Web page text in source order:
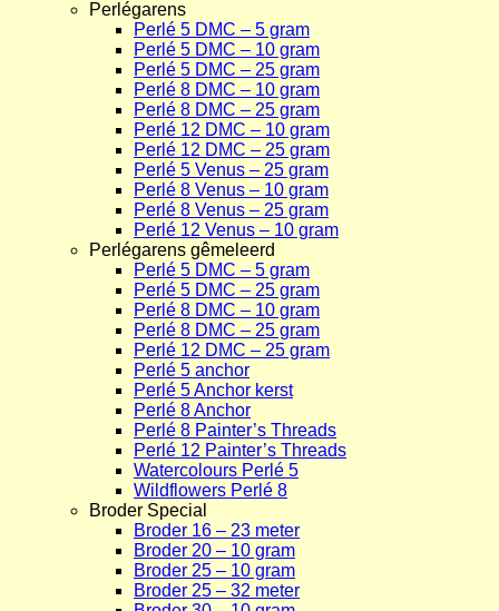
Perlégarens
Perlé 5 DMC – 5 gram
Perlé 5 DMC – 10 gram
Perlé 5 DMC – 25 gram
Perlé 8 DMC – 10 gram
Perlé 8 DMC – 25 gram
Perlé 12 DMC – 10 gram
Perlé 12 DMC – 25 gram
Perlé 5 Venus – 25 gram
Perlé 8 Venus – 10 gram
Perlé 8 Venus – 25 gram
Perlé 12 Venus – 10 gram
Perlégarens gêmeleerd
Perlé 5 DMC – 5 gram
Perlé 5 DMC – 25 gram
Perlé 8 DMC – 10 gram
Perlé 8 DMC – 25 gram
Perlé 12 DMC – 25 gram
Perlé 5 anchor
Perlé 5 Anchor kerst
Perlé 8 Anchor
Perlé 8 Painter’s Threads
Perlé 12 Painter’s Threads
Watercolours Perlé 5
Wildflowers Perlé 8
Broder Special
Broder 16 – 23 meter
Broder 20 – 10 gram
Broder 25 – 10 gram
Broder 25 – 32 meter